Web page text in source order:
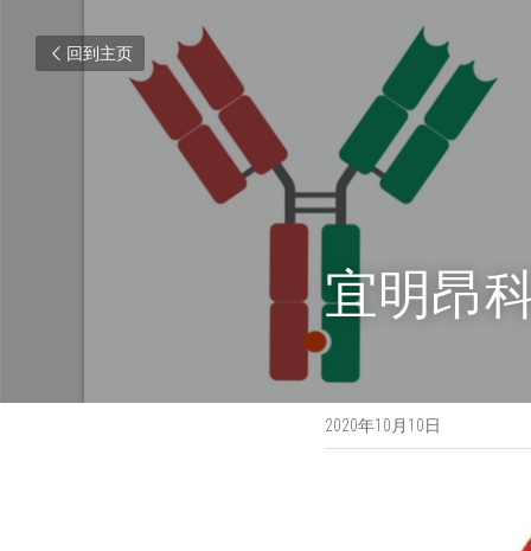
回到主页
宜明昂
2020年10月10日